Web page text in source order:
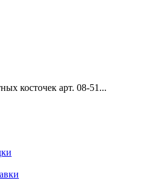
косточек арт. 08-51...